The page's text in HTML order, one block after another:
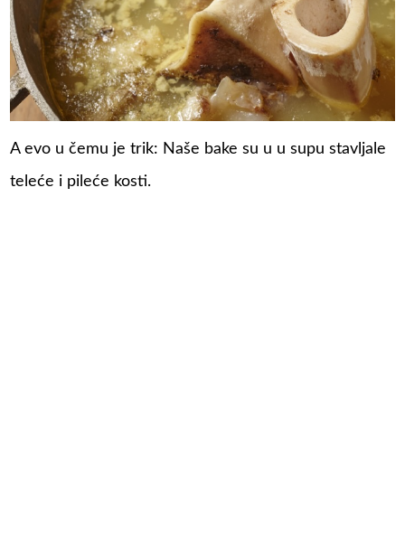
A evo u čemu je trik: Naše bake su u u supu stavljale
teleće i pileće kosti.